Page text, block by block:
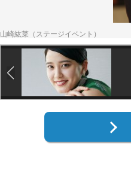
山崎紘菜（ステージイベント）